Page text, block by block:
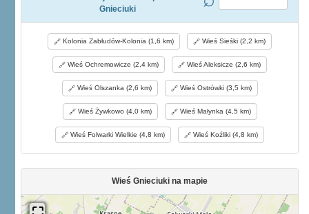
Gnieciuki
Kolonia Zabłudów-Kolonia (1,6 km) Wieś Sieśki (2,2 km)
Wieś Ochremowicze (2,4 km) Wieś Aleksicze (2,6 km)
Wieś Olszanka (2,6 km) Wieś Ostrówki (3,5 km)
Wieś Żywkowo (4,0 km) Wieś Małynka (4,5 km)
Wieś Folwarki Wielkie (4,8 km) Wieś Koźliki (4,8 km)
Wieś Gnieciuki na mapie